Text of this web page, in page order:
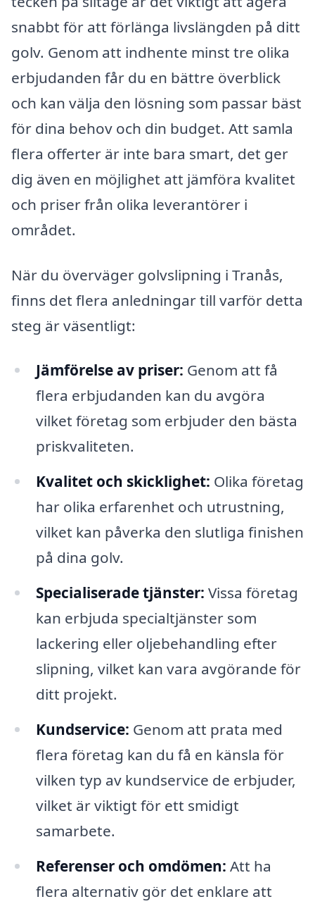
snabbt för att förlänga livslängden på ditt
golv. Genom att indhente minst tre olika
erbjudanden får du en bättre överblick
och kan välja den lösning som passar bäst
för dina behov och din budget. Att samla
flera offerter är inte bara smart, det ger
dig även en möjlighet att jämföra kvalitet
och priser från olika leverantörer i
området.
När du överväger golvslipning i Tranås,
finns det flera anledningar till varför detta
steg är väsentligt:
Jämförelse av priser: Genom att få
flera erbjudanden kan du avgöra
vilket företag som erbjuder den bästa
priskvaliteten.
Kvalitet och skicklighet: Olika företag
har olika erfarenhet och utrustning,
vilket kan påverka den slutliga finishen
på dina golv.
Specialiserade tjänster: Vissa företag
kan erbjuda specialtjänster som
lackering eller oljebehandling efter
slipning, vilket kan vara avgörande för
ditt projekt.
Kundservice: Genom att prata med
flera företag kan du få en känsla för
vilken typ av kundservice de erbjuder,
vilket är viktigt för ett smidigt
samarbete.
Referenser och omdömen: Att ha
flera alternativ gör det enklare att